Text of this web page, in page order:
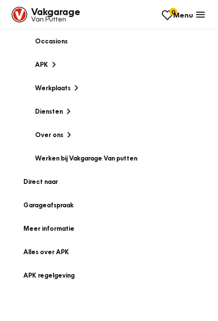
Vakgarage
Van Putten
0Menu
Occasions
APK
Werkplaats
Diensten
Over ons
Werken bij Vakgarage Van putten
Direct naar
Garageafspraak
Meer informatie
Alles over APK
APK regelgeving